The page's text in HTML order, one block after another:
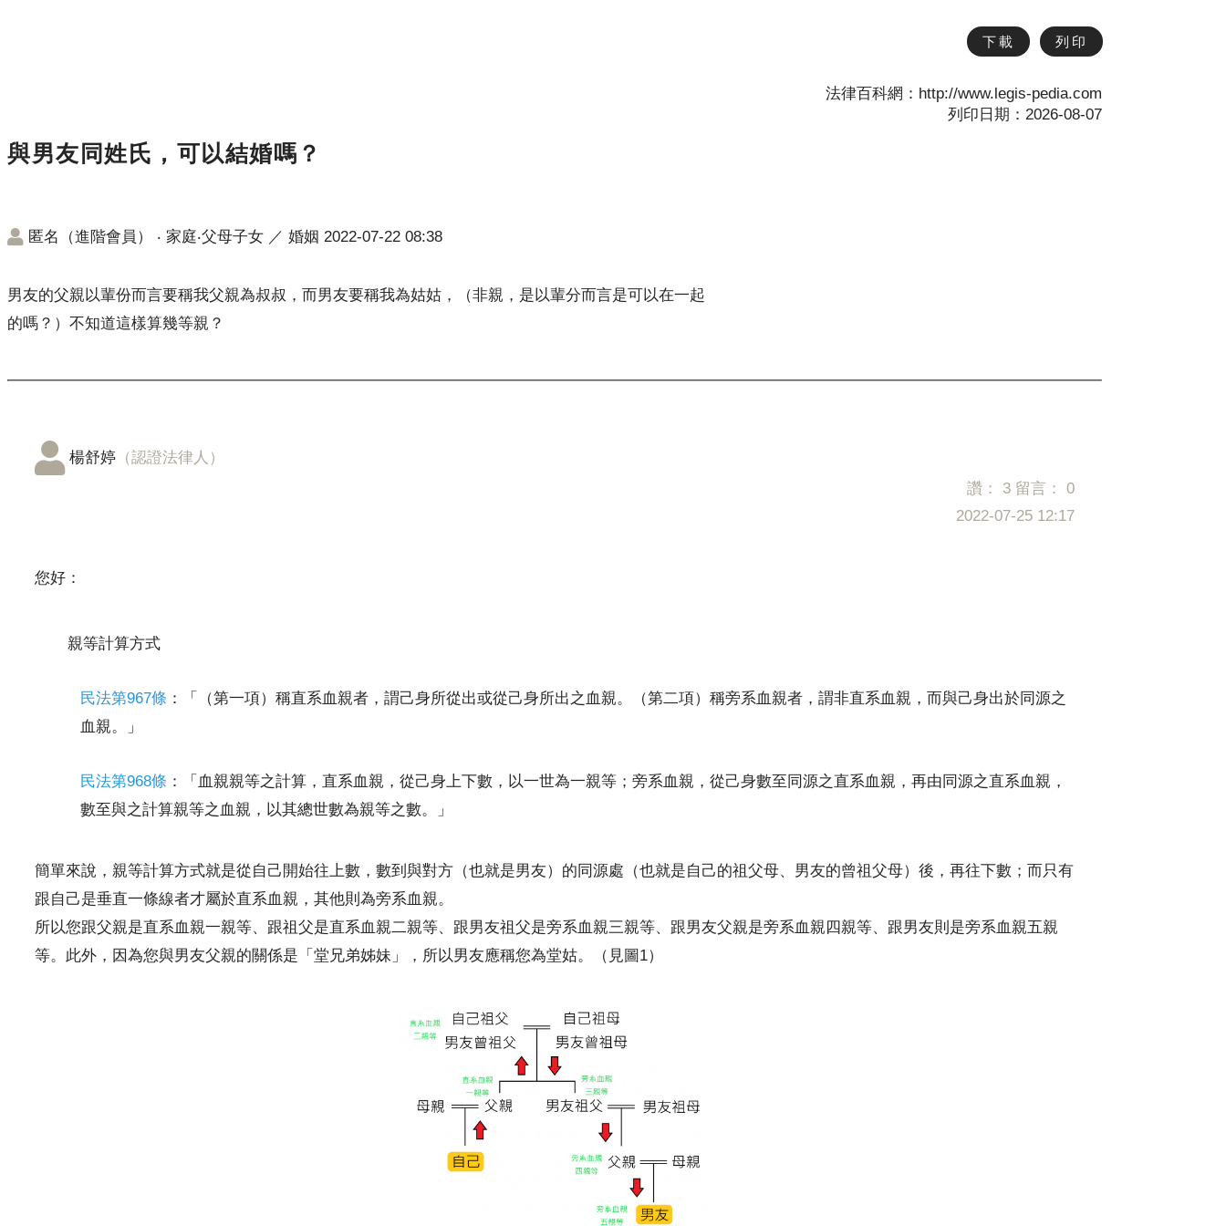
下載 列印
法律百科網：http://www.legis-pedia.com
列印日期：2026-08-07
與男友同姓氏，可以結婚嗎？
匿名（進階會員） ‧ 家庭‧父母子女 ／ 婚姻 2022-07-22 08:38
男友的父親以輩份而言要稱我父親為叔叔，而男友要稱我為姑姑，（非親，是以輩分而言是可以在一起
的嗎？）不知道這樣算幾等親？
楊舒婷 （認證法律人）
讚： 3 留言： 0
2022-07-25 12:17
您好：
親等計算方式
民法第967條 ：「（第一項）稱直系血親者，謂己身所從出或從己身所出之血親。（第二項）稱旁系血親者，謂非直系血親，而與己身出於同源之
血親。」
民法第968條 ：「血親親等之計算，直系血親，從己身上下數，以一世為一親等；旁系血親，從己身數至同源之直系血親，再由同源之直系血親，
數至與之計算親等之血親，以其總世數為親等之數。」
簡單來說，親等計算方式就是從自己開始往上數，數到與對方（也就是男友）的同源處（也就是自己的祖父母、男友的曾祖父母）後，再往下數；而只有
跟自己是垂直一條線者才屬於直系血親，其他則為旁系血親。
所以您跟父親是直系血親一親等、跟祖父是直系血親二親等、跟男友祖父是旁系血親三親等、跟男友父親是旁系血親四親等、跟男友則是旁系血親五親
等。此外，因為您與男友父親的關係是「堂兄弟姊妹」，所以男友應稱您為堂姑。（見圖1）